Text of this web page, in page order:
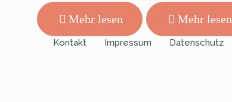
Mehr lesen Mehr lesen
Kontakt Impressum Datenschutz